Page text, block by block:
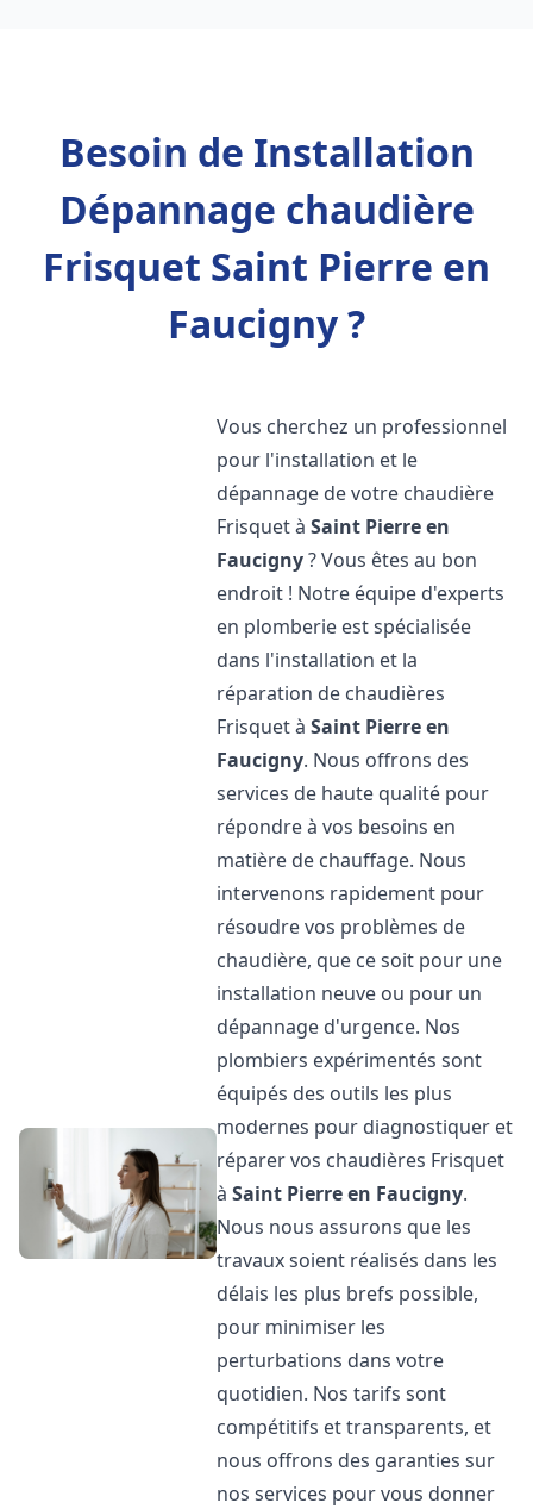
Besoin de Installation
Dépannage chaudière
Frisquet Saint Pierre en
Faucigny ?
Vous cherchez un professionnel
pour l'installation et le
dépannage de votre chaudière
Frisquet àSaint Pierre en
Faucigny? Vous êtes au bon
endroit ! Notre équipe d'experts
en plomberie est spécialisée
dans l'installation et la
réparation de chaudières
Frisquet àSaint Pierre en
Faucigny. Nous offrons des
services de haute qualité pour
répondre à vos besoins en
matière de chauffage. Nous
intervenons rapidement pour
résoudre vos problèmes de
chaudière, que ce soit pour une
installation neuve ou pour un
dépannage d'urgence. Nos
plombiers expérimentés sont
équipés des outils les plus
modernes pour diagnostiquer et
réparer vos chaudières Frisquet
àSaint Pierre en Faucigny.
Nous nous assurons que les
travaux soient réalisés dans les
délais les plus brefs possible,
pour minimiser les
perturbations dans votre
quotidien. Nos tarifs sont
compétitifs et transparents, et
nous offrons des garanties sur
nos services pour vous donner